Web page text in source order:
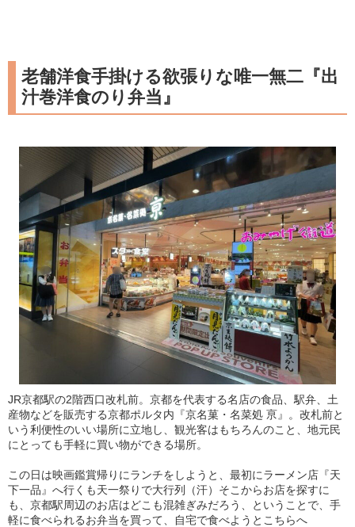
老舗洋食手掛ける欲張りな唯一無二『出
汁巻洋食のり弁当』
JR京都駅の2階西口改札前。京都を代表する名店の食品、駅弁、土
産物などを販売する京都ポルタ内『京名菓・名菜処 亰』。改札前と
いう利便性のいい場所に立地し、観光客はもちろんのこと、地元民
にとっても手軽に買い物ができる場所。
この日は映画鑑賞帰りにランチをしようと、最初にラーメン店『天
下一品』へ行くも天一祭りで大行列（汗）そこからお店を探すに
も、京都駅周辺のお店はどこも混雑ぎみだろう、ということで、手
軽に食べられるお弁当を買って、自宅で食べようとこちらへ